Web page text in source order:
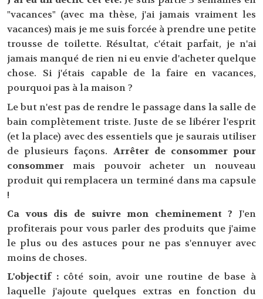
"vacances" (avec ma thèse, j'ai jamais vraiment les
vacances) mais je me suis forcée à prendre une petite
trousse de toilette. Résultat, c'était parfait, je n'ai
jamais manqué de rien ni eu envie d'acheter quelque
chose. Si j'étais capable de la faire en vacances,
pourquoi pas à la maison ?
Le but n'est pas de rendre le passage dans la salle de
bain complètement triste. Juste de se libérer l'esprit
(et la place) avec des essentiels que je saurais utiliser
de plusieurs façons. Arrêter de consommer pour
consommer mais pouvoir acheter un nouveau
produit qui remplacera un terminé dans ma capsule
!
Ca vous dis de suivre mon cheminement ? J'en
profiterais pour vous parler des produits que j'aime
le plus ou des astuces pour ne pas s'ennuyer avec
moins de choses.
L'objectif :côté soin, avoir une routine de base à
laquelle j'ajoute quelques extras en fonction du